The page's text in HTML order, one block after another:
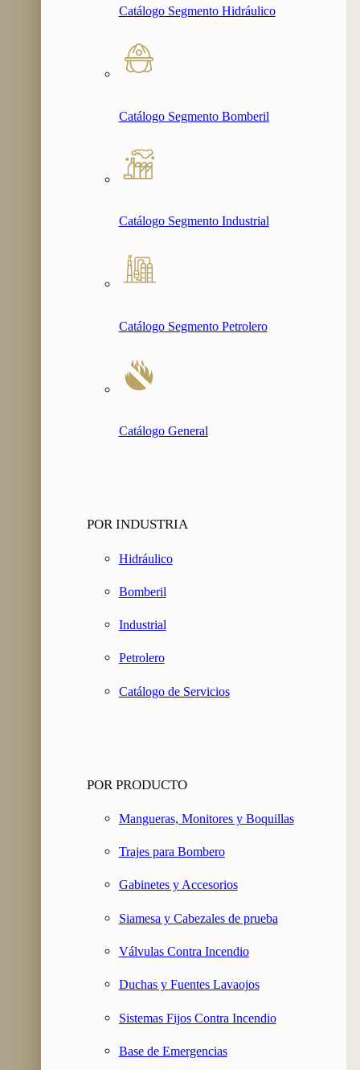
Catálogo Segmento Hidráulico
Catálogo Segmento Bomberil
Catálogo Segmento Industrial
Catálogo Segmento Petrolero
Catálogo General
POR INDUSTRIA
Hidráulico
Bomberil
Industrial
Petrolero
Catálogo de Servicios
POR PRODUCTO
Mangueras, Monitores y Boquillas
Trajes para Bombero
Gabinetes y Accesorios
Siamesa y Cabezales de prueba
Válvulas Contra Incendio
Duchas y Fuentes Lavaojos
Sistemas Fijos Contra Incendio
Base de Emergencias